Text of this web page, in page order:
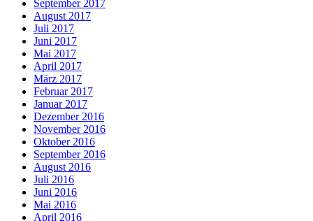
September 2017
August 2017
Juli 2017
Juni 2017
Mai 2017
April 2017
März 2017
Februar 2017
Januar 2017
Dezember 2016
November 2016
Oktober 2016
September 2016
August 2016
Juli 2016
Juni 2016
Mai 2016
April 2016